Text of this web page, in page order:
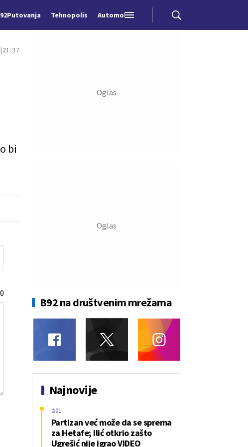
92Putovanja Tehnopolis Automobili
21:37
bi
B92 na društvenim mrežama
Najnovije
Partizan već može da se sprema
za Hetafe; Ilić otkrio zašto
Ugrešić nije igrao VIDEO
0:01